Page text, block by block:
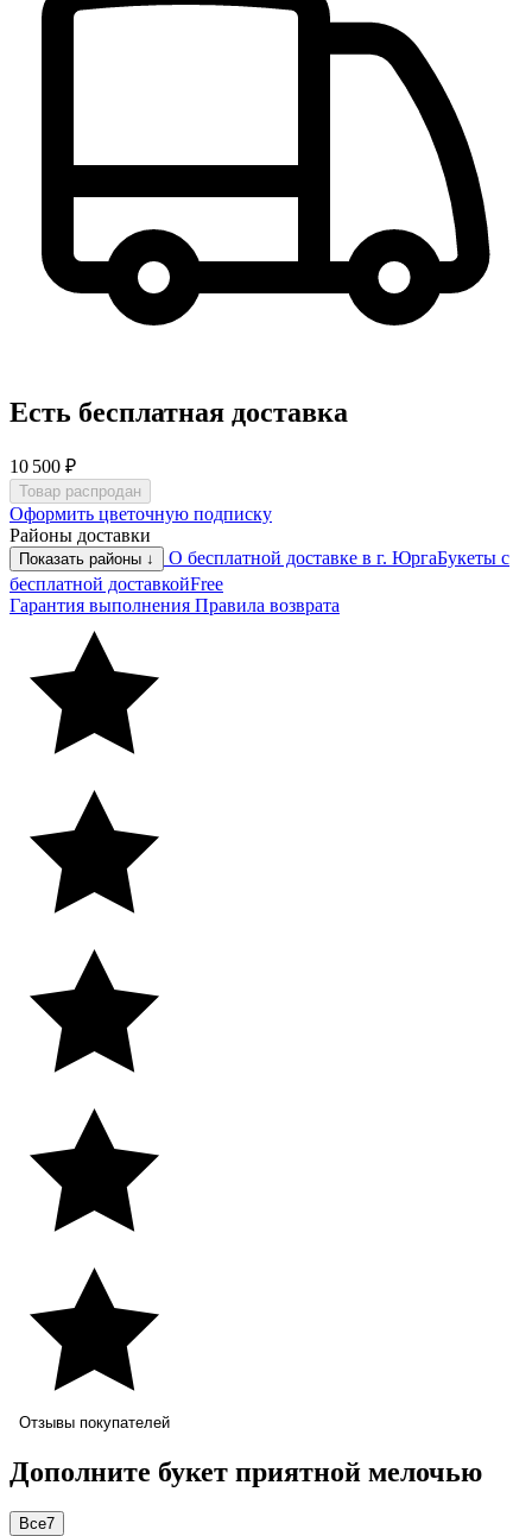
Есть бесплатная доставка
10 500 ₽
Товар распродан
Оформить цветочную подписку
Районы доставки
Показать районы ↓ О бесплатной доставке в г. ЮргаБукеты с
бесплатной доставкойFree
Гарантия выполнения Правила возврата
Отзывы покупателей
Дополните букет приятной мелочью
Все7